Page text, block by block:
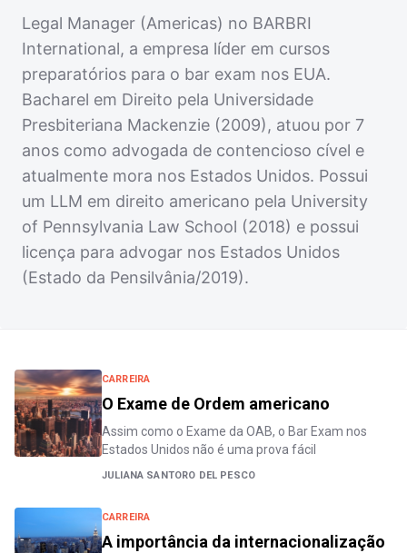
Legal Manager (Americas) no BARBRI
International, a empresa líder em cursos
preparatórios para o bar exam nos EUA.
Bacharel em Direito pela Universidade
Presbiteriana Mackenzie (2009), atuou por 7
anos como advogada de contencioso cível e
atualmente mora nos Estados Unidos. Possui
um LLM em direito americano pela University
of Pennsylvania Law School (2018) e possui
licença para advogar nos Estados Unidos
(Estado da Pensilvânia/2019).
CARREIRA
O Exame de Ordem americano
Assim como o Exame da OAB, o Bar Exam nos
Estados Unidos não é uma prova fácil
JULIANA SANTORO DEL PESCO
CARREIRA
A importância da internacionalização